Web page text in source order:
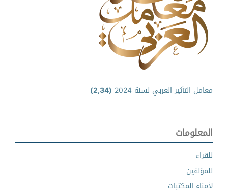
معامل التأثير العربي لسنة 2024 (2,34)
المعلومات
للقراء
للمؤلفين
لأمناء المكتبات